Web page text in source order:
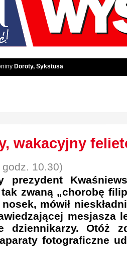
Doroty, Sykstusa
wakacyjny
10.30)
prezydent
zwaną „chorobę
mówił
mesjasza
dziennikarzy. Otóż
fotograficzne